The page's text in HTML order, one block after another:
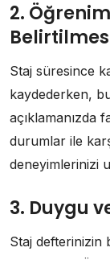
2.
Staj süresince
kaydederken,
açıklamanızda
durumlar ile
deneyimlerinizi
3. Duygu
Staj defterinizin